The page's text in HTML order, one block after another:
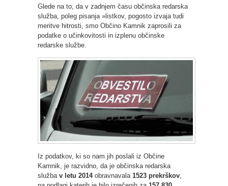
Glede na to, da v zadnjem času občinska redarska
služba, poleg pisanja »listkov, pogosto izvaja tudi
meritve hitrosti, smo Občino Kamnik zaprosili za
podatke o učinkovitosti in izplenu občinske
redarske službe.
Iz podatkov, ki so nam jih poslali iz Občine
Kamnik, je razvidno, da je občinska redarska
služba v letu 2014obravnavala 1523 prekrškov,